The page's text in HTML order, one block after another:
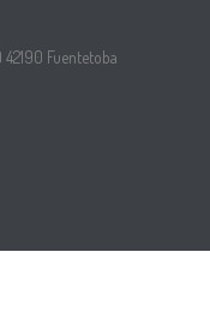
42190 Fuentetoba